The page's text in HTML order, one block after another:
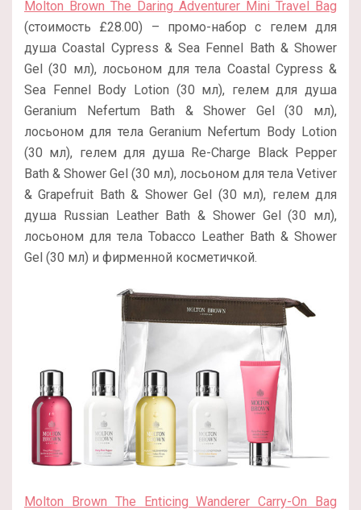
Molton Brown The Daring Adventurer Mini Travel Bag
(стоимость £28.00) – промо-набор с гелем для
душа Coastal Cypress & Sea Fennel Bath & Shower
Gel (30 мл), лосьоном для тела Coastal Cypress &
Sea Fennel Body Lotion (30 мл), гелем для душа
Geranium Nefertum Bath & Shower Gel (30 мл),
лосьоном для тела Geranium Nefertum Body Lotion
(30 мл), гелем для душа Re-Charge Black Pepper
Bath & Shower Gel (30 мл), лосьоном для тела Vetiver
& Grapefruit Bath & Shower Gel (30 мл), гелем для
душа Russian Leather Bath & Shower Gel (30 мл),
лосьоном для тела Tobacco Leather Bath & Shower
Gel (30 мл) и фирменной косметичкой.
Molton Brown The Enticing Wanderer Carry-On Bag